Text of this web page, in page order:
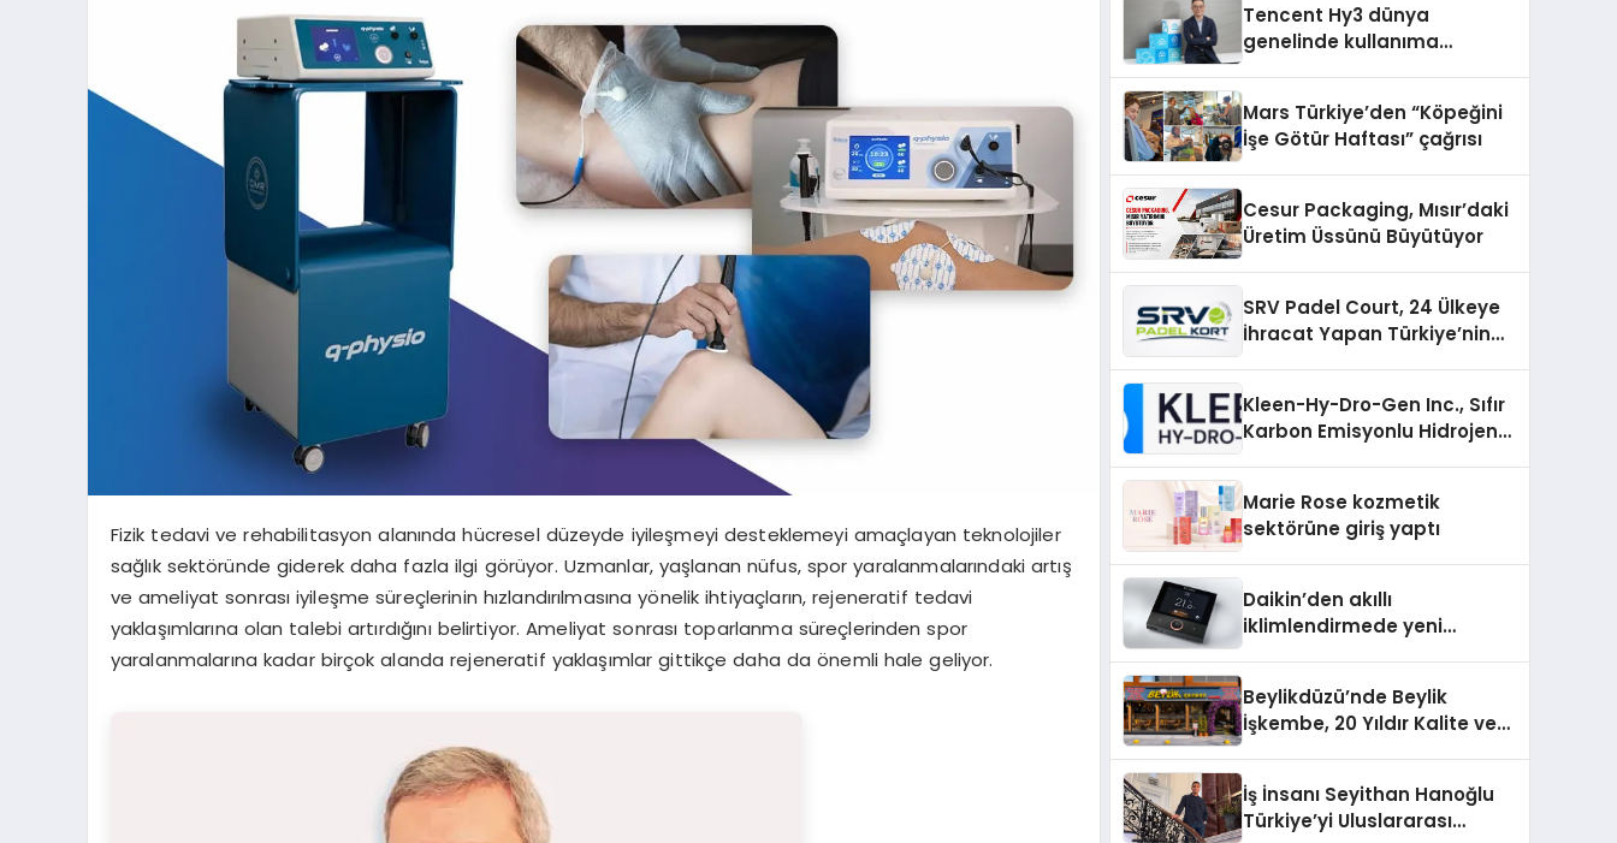
Fizik tedavi ve rehabilitasyon alanında hücresel düzeyde iyileşmeyi desteklemeyi amaçlayan teknolojiler
sağlık sektöründe giderek daha fazla ilgi görüyor. Uzmanlar, yaşlanan nüfus, spor yaralanmalarındaki artış
ve ameliyat sonrası iyileşme süreçlerinin hızlandırılmasına yönelik ihtiyaçların, rejeneratif tedavi
yaklaşımlarına olan talebi artırdığını belirtiyor. Ameliyat sonrası toparlanma süreçlerinden spor
yaralanmalarına kadar birçok alanda rejeneratif yaklaşımlar gittikçe daha da önemli hale geliyor.
Destek Deneyimi
Tencent Hy3 dünya
genelinde kullanıma
Mars Türkiye’den “Köpeğini
İşe Götür Haftası” çağrısı
Cesur Packaging, Mısır’daki
Üretim Üssünü Büyütüyor
SRV Padel Court, 24 Ülkeye
İhracat Yapan Türkiye’nin
Kleen-Hy-Dro-Gen Inc., Sıfır
Karbon Emisyonlu Hidrojen
Aldı
Marie Rose kozmetik
sektörüne giriş yaptı
Daikin’den akıllı
iklimlendirmede yeni
Beylikdüzü’nde Beylik
İşkembe, 20 Yıldır Kalite ve
İş İnsanı Seyithan Hanoğlu
Türkiye’yi Uluslararası